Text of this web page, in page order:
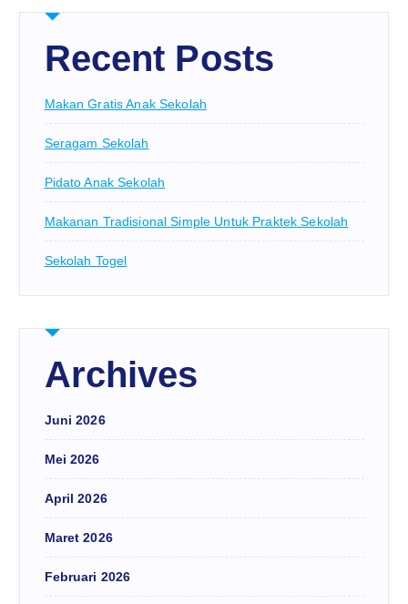
Recent Posts
Makan Gratis Anak Sekolah
Seragam Sekolah
Pidato Anak Sekolah
Makanan Tradisional Simple Untuk Praktek Sekolah
Sekolah Togel
Archives
Juni 2026
Mei 2026
April 2026
Maret 2026
Februari 2026